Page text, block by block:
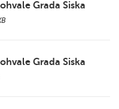
Grada Siska
Grada Siska